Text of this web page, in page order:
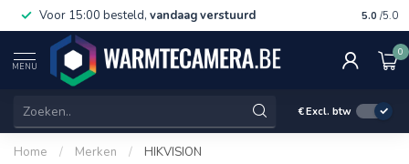
Voor 15:00 besteld, vandaag verstuurd Gratis
5.0 /5.0
MENU
0
€Excl. btw
Home / Merken / HIKVISION